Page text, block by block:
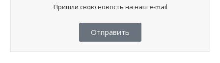
Пришли свою новость на наш e-mail
Отправить